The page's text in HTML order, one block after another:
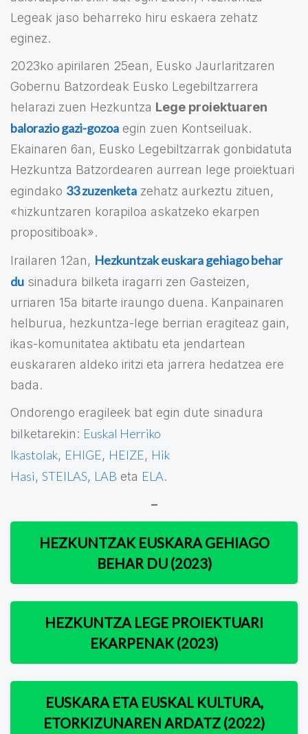
Legeak jaso beharreko hiru eskaera zehatz
eginez.
2023ko apirilaren 25ean, Eusko Jaurlaritzaren
Gobernu Batzordeak Eusko Legebiltzarrera
helarazi zuen Hezkuntza Lege proiektuaren
balorazio gazi-gozoa egin zuen Kontseiluak.
Ekainaren 6an, Eusko Legebiltzarrak gonbidatuta
Hezkuntza Batzordearen aurrean lege proiektuari
egindako 33 zuzenketa zehatz aurkeztu zituen,
«hizkuntzaren korapiloa askatzeko ekarpen
propositiboak».
Irailaren 12an, Hezkuntzak euskara gehiago behar
du sinadura bilketa iragarri zen Gasteizen,
urriaren 15a bitarte iraungo duena. Kanpainaren
helburua, hezkuntza-lege berrian eragiteaz gain,
ikas-komunitatea aktibatu eta jendartean
euskararen aldeko iritzi eta jarrera hedatzea ere
bada.
Ondorengo eragileek bat egin dute sinadura
bilketarekin: Euskal Herriko
Ikastolak, EHIGE, HEIZE, Hik
Hasi, STEILAS, LAB eta ELA.
–
HEZKUNTZAK EUSKARA GEHIAGO
BEHAR DU (2023)
HEZKUNTZA LEGE PROIEKTUARI
EKARPENAK (2023)
EUSKARA ETA EUSKAL KULTURA,
ETORKIZUNAREN ARDATZ (2022)